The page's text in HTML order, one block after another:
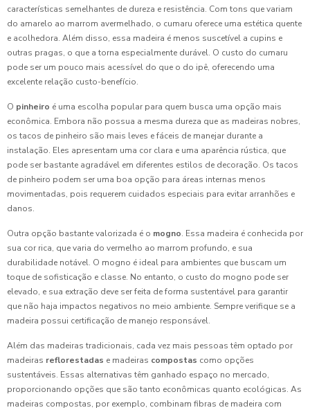
características semelhantes de dureza e resistência. Com tons que variam
do amarelo ao marrom avermelhado, o cumaru oferece uma estética quente
e acolhedora. Além disso, essa madeira é menos suscetível a cupins e
outras pragas, o que a torna especialmente durável. O custo do cumaru
pode ser um pouco mais acessível do que o do ipê, oferecendo uma
excelente relação custo-benefício.
O pinheiro é uma escolha popular para quem busca uma opção mais
econômica. Embora não possua a mesma dureza que as madeiras nobres,
os tacos de pinheiro são mais leves e fáceis de manejar durante a
instalação. Eles apresentam uma cor clara e uma aparência rústica, que
pode ser bastante agradável em diferentes estilos de decoração. Os tacos
de pinheiro podem ser uma boa opção para áreas internas menos
movimentadas, pois requerem cuidados especiais para evitar arranhões e
danos.
Outra opção bastante valorizada é o mogno. Essa madeira é conhecida por
sua cor rica, que varia do vermelho ao marrom profundo, e sua
durabilidade notável. O mogno é ideal para ambientes que buscam um
toque de sofisticação e classe. No entanto, o custo do mogno pode ser
elevado, e sua extração deve ser feita de forma sustentável para garantir
que não haja impactos negativos no meio ambiente. Sempre verifique se a
madeira possui certificação de manejo responsável.
Além das madeiras tradicionais, cada vez mais pessoas têm optado por
madeiras reflorestadas e madeiras compostas como opções
sustentáveis. Essas alternativas têm ganhado espaço no mercado,
proporcionando opções que são tanto econômicas quanto ecológicas. As
madeiras compostas, por exemplo, combinam fibras de madeira com